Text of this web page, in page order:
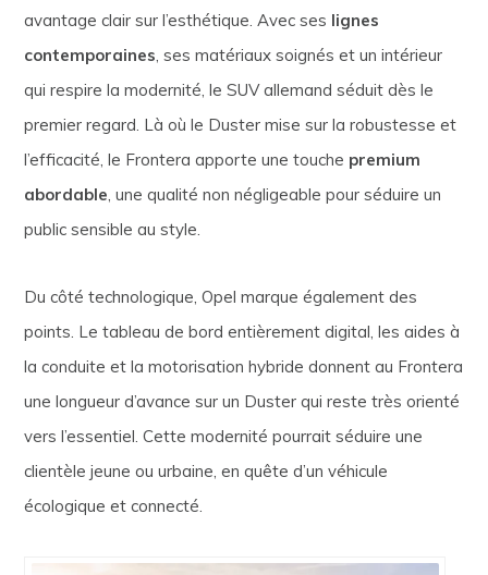
avantage clair sur l’esthétique. Avec ses lignes
contemporaines , ses matériaux soignés et un intérieur
qui respire la modernité, le SUV allemand séduit dès le
premier regard. Là où le Duster mise sur la robustesse et
l’efficacité, le Frontera apporte une touche premium
abordable , une qualité non négligeable pour séduire un
public sensible au style.
Du côté technologique, Opel marque également des
points. Le tableau de bord entièrement digital, les aides à
la conduite et la motorisation hybride donnent au Frontera
une longueur d’avance sur un Duster qui reste très orienté
vers l’essentiel. Cette modernité pourrait séduire une
clientèle jeune ou urbaine, en quête d’un véhicule
écologique et connecté.